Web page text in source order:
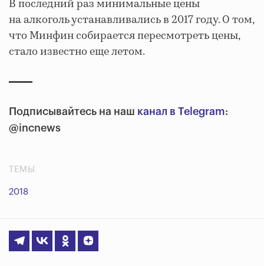
В последний раз минимальные цены
на алкоголь устанавливались в 2017 году. О том,
что Минфин собирается пересмотреть цены,
стало известно еще летом.
Подписывайтесь на наш канал в Telegram:
@incnews
ТЕМЫ
2018